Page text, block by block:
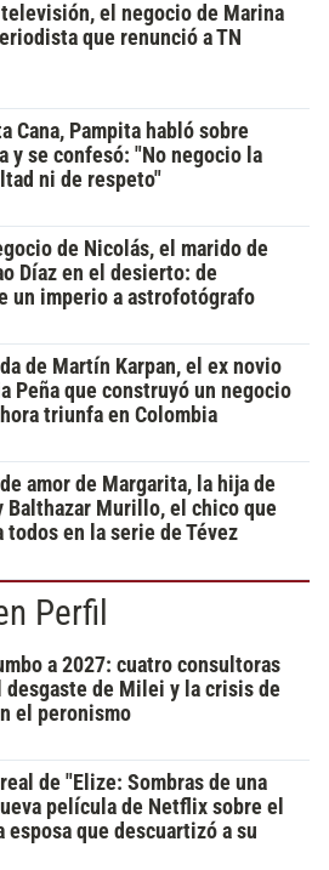
televisión, el negocio de Marina
que renunció a TN
Cana, Pampita habló sobre
y se confesó: "No negocio la
ni de respeto"
de Nicolás, el marido de
Díaz en el desierto: de
un imperio a astrofotógrafo
de Martín Karpan, el ex novio
Peña que construyó un negocio
triunfa en Colombia
amor de Margarita, la hija de
Balthazar Murillo, el chico que
todos en la serie de Tévez
Perfil
a 2027: cuatro consultoras
desgaste de Milei y la crisis de
el peronismo
de "Elize: Sombras de una
película de Netflix sobre el
esposa que descuartizó a su